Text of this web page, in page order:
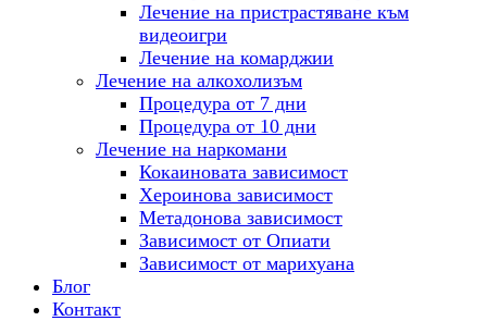
Лечение на пристрастяване към
видеоигри
Лечение на комарджии
Лечение на алкохолизъм
Процедура от 7 дни
Процедура от 10 дни
Лечение на наркомани
Кокаиновата зависимост
Хероинова зависимост
Метадонова зависимост
Зависимост от Опиати
Зависимост от марихуана
Блог
Контакт